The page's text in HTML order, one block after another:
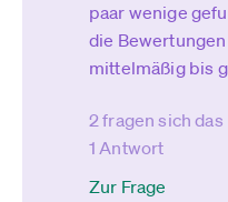
paar wenige
die
mittelmäßig bis
2 fragen sich das
1 Antwort
Zur Frage